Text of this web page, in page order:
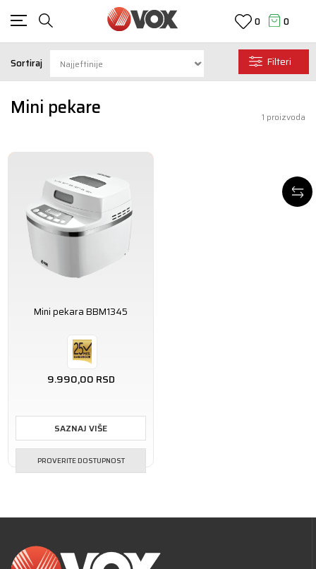
0 0
Mini pekare
Sortiraj Filteri
1 proizvoda
Mini pekara BBM1345
9.990,00 RSD
SAZNAJ VIŠE
PROVERITE DOSTUPNOST